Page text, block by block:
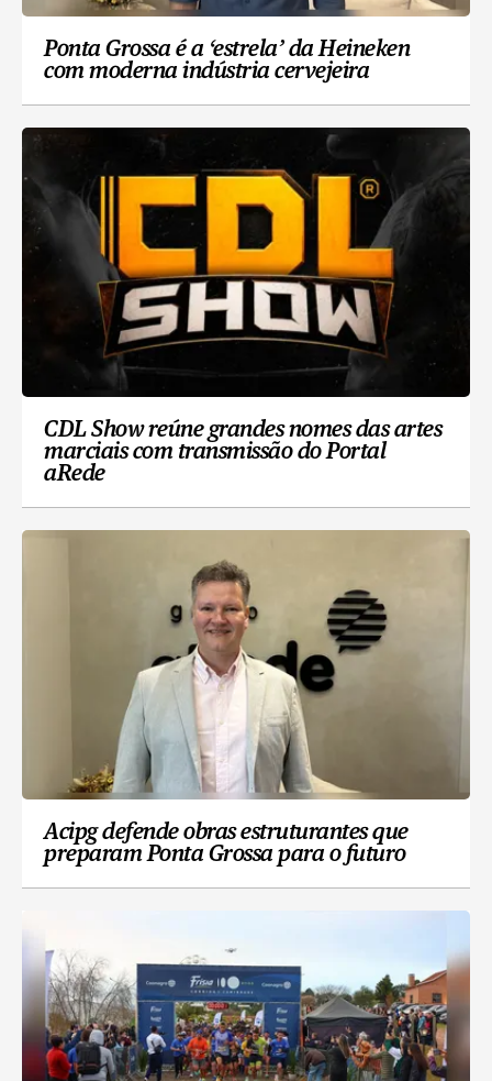
Ponta Grossa é a ‘estrela’ da Heineken
com moderna indústria cervejeira
CDL Show reúne grandes nomes das artes
marciais com transmissão do Portal
aRede
Acipg defende obras estruturantes que
preparam Ponta Grossa para o futuro